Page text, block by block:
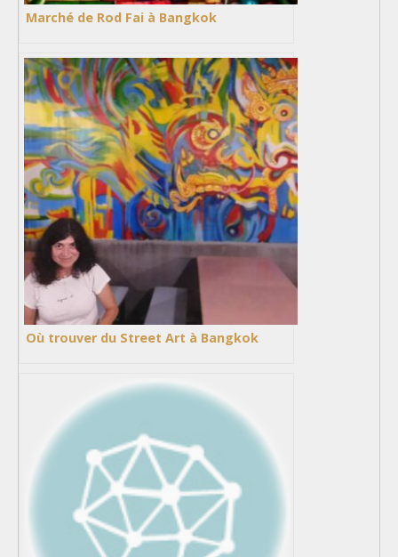
Marché de Rod Fai à Bangkok
Où trouver du Street Art à Bangkok